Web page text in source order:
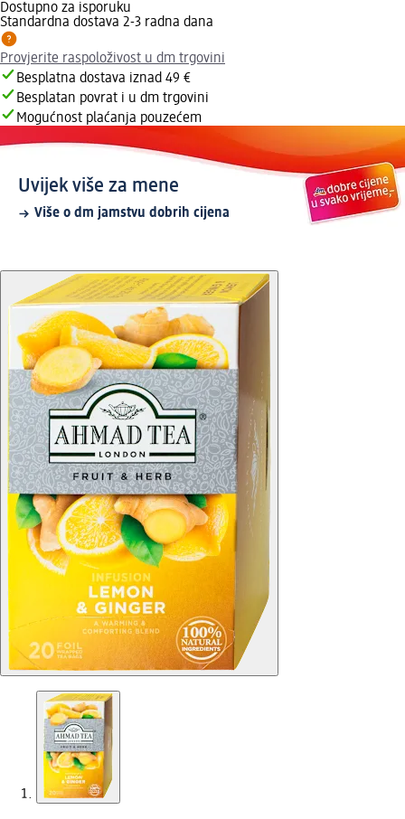
Dostupno za isporuku
Standardna dostava 2-3 radna dana
Provjerite raspoloživost u dm trgovini
Besplatna dostava iznad 49 €
Besplatan povrat i u dm trgovini
Mogućnost plaćanja pouzećem
Uvijek više za mene
Više o dm jamstvu dobrih cijena